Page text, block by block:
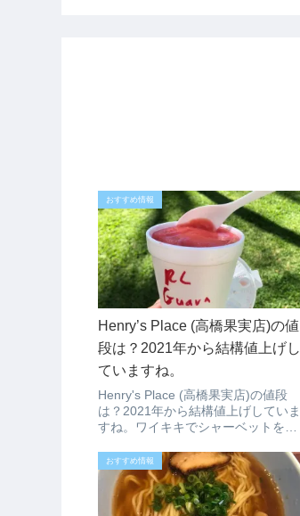
おすすめ情報
Henry’s Place (高橋果実店)の値
段は？2021年から結構値上げし
ていますね。
Henry's Place (高橋果実店)の値段
は？2021年から結構値上げしていま
すね。ワイキキでシャーベットを食
店が好きという方も多いと思いま
す。ハワイの物価高でここのシャー
ベットのお値段も上がっています...
おすすめ情報